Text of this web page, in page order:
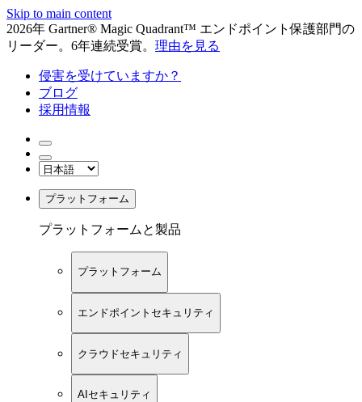
Skip to main content
2026年 Gartner® Magic Quadrant™ エンドポイント保護部門の
リーダー。6年連続受賞。 理由を見る
侵害を受けていますか？
ブログ
採用情報
プラットフォーム
プラットフォームと製品
プラットフォーム
エンドポイントセキュリティ
クラウドセキュリティ
AIセキュリティ